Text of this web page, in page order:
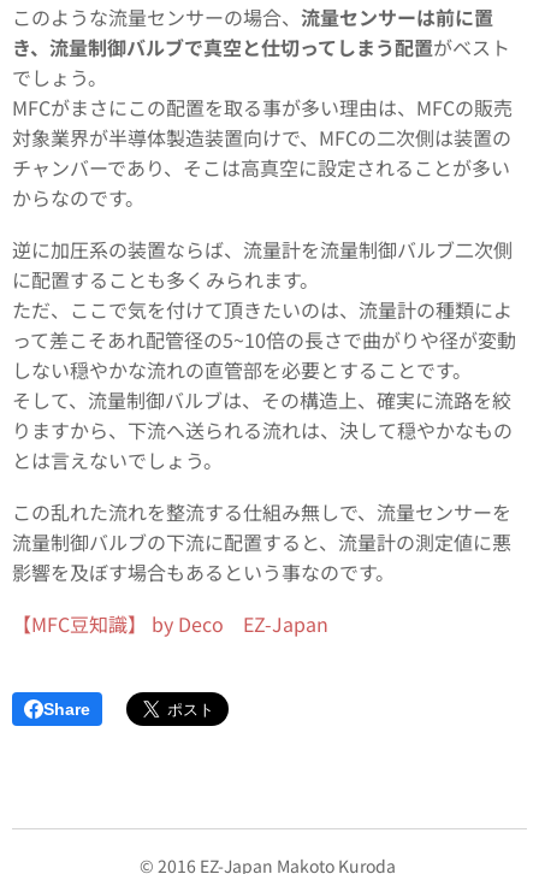
このような流量センサーの場合、 流量センサーは前に置
き、流量制御バルブで真空と仕切ってしまう配置がベスト
でしょう。
MFCがまさにこの配置を取る事が多い理由は、MFCの販売
対象業界が半導体製造装置向けで、MFCの二次側は装置の
チャンバーであり、そこは高真空に設定されることが多い
からなのです。
逆に加圧系の装置ならば、流量計を流量制御バルブ二次側
に配置することも多くみられます。
ただ、ここで気を付けて頂きたいのは、流量計の種類によ
って差こそあれ配管径の5~10倍の長さで曲がりや径が変動
しない穏やかな流れの直管部を必要とすることです。
そして、流量制御バルブは、その構造上、確実に流路を絞
りますから、下流へ送られる流れは、決して穏やかなもの
とは言えないでしょう。
この乱れた流れを整流する仕組み無しで、流量センサーを
流量制御バルブの下流に配置すると、流量計の測定値に悪
影響を及ぼす場合もあるという事なのです。
【MFC豆知識】 by Deco EZ-Japan
Share
© 2016 EZ-Japan Makoto Kuroda